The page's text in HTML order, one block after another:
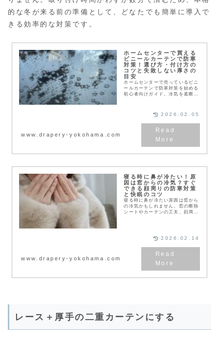
的な冬が来る前の準備として、どなたでも簡単に導入で
きる効率的な対策です。
ホームセンターで買える
ビニールカーテンで防寒
対策！選び方・付け方の
コツと失敗しない厚さの
目安
ホームセンターで売っているビニ
ールカーテンで防寒対策を始める
初心者向けガイド。冷気を遮断す
具体的に紹介。結露対策やメンテ
ナンスも解説し、冬の寒さを賢く
解消するコツが満載です。
www.drapery-yokohama.com
2026.02.05
寝る時に鼻が冷たい！原
因は窓からの冷気？すぐ
できる顔周りの防寒対策
と快眠のコツ
寝る時に鼻が冷たい原因は窓から
の冷気かもしれません。窓の断熱
シートやカーテンの工夫、顔周り
眠するための秘訣を解説します。
www.drapery-yokohama.com
2026.02.14
レース＋厚手の二重カーテンにする